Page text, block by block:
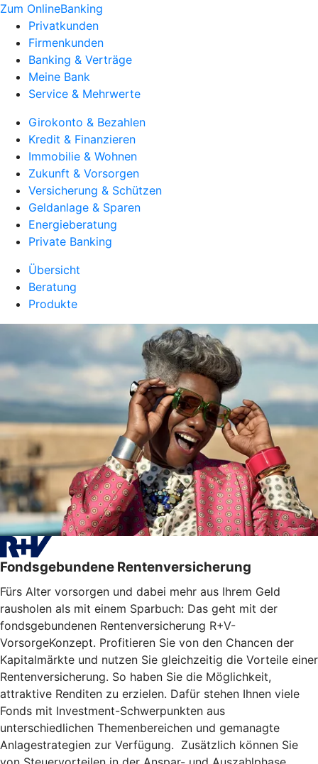
Zum OnlineBanking
Privatkunden
Firmenkunden
Banking & Verträge
Meine Bank
Service & Mehrwerte
Girokonto & Bezahlen
Kredit & Finanzieren
Immobilie & Wohnen
Zukunft & Vorsorgen
Versicherung & Schützen
Geldanlage & Sparen
Energieberatung
Private Banking
Übersicht
Beratung
Produkte
Fondsgebundene Rentenversicherung
Fürs Alter vorsorgen und dabei mehr aus Ihrem Geld
rausholen als mit einem Sparbuch: Das geht mit der
fondsgebundenen Rentenversicherung R+V-
VorsorgeKonzept. Profitieren Sie von den Chancen der
Kapitalmärkte und nutzen Sie gleichzeitig die Vorteile einer
Rentenversicherung. So haben Sie die Möglichkeit,
attraktive Renditen zu erzielen. Dafür stehen Ihnen viele
Fonds mit Investment-Schwerpunkten aus
unterschiedlichen Themenbereichen und gemanagte
Anlagestrategien zur Verfügung. Zusätzlich können Sie